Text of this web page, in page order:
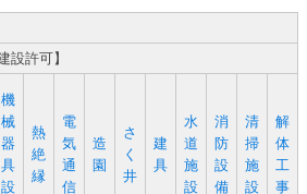
許可】
機
械
器
具
設
熱
絶
縁
電
気
通
信
造
園
さ
く
井
建
具
水
道
施
設
消
防
設
備
清
掃
施
設
解
体
工
事